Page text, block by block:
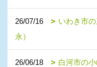
26/07/16
いわき市
永）
26/06/18
白河市の